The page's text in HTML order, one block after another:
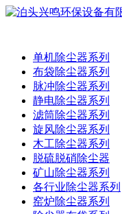
单机除尘器系列
布袋除尘器系列
脉冲除尘器系列
静电除尘器系列
滤筒除尘器系列
旋风除尘器系列
木工除尘器系列
脱硫脱硝除尘器
矿山除尘器系列
各行业除尘器系列
窑炉除尘器系列